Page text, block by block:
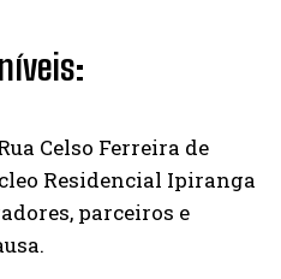
Celso Ferreira de
Residencial Ipiranga
parceiros e